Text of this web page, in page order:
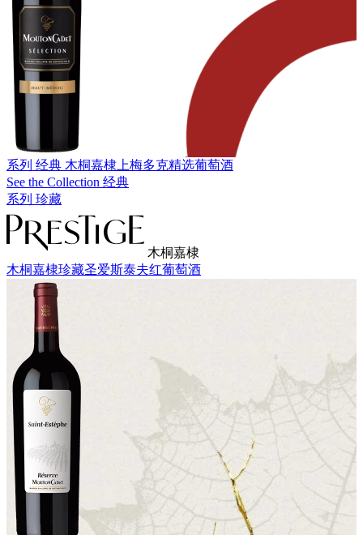
系列 经典 木桐嘉棣上梅多克精选葡萄酒
See the Collection 经典
系列 珍藏
木桐嘉棣
木桐嘉棣珍藏圣爱斯泰夫红葡萄酒